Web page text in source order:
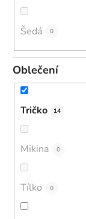
Šedá 0
Oblečení
Tričko 14
Mikina 0
Tílko 0